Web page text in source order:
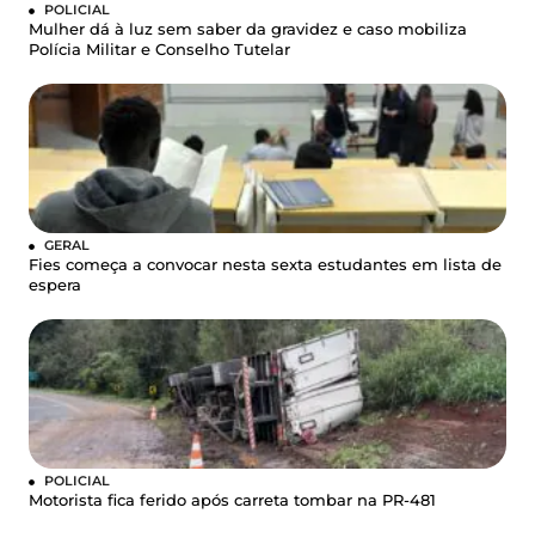
POLICIAL
Mulher dá à luz sem saber da gravidez e caso mobiliza
Polícia Militar e Conselho Tutelar
GERAL
Fies começa a convocar nesta sexta estudantes em lista de
espera
POLICIAL
Motorista fica ferido após carreta tombar na PR-481